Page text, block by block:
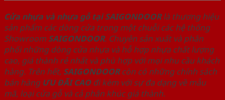
Cửa nhựa và nhựa gỗ tại SAIGONDOORlà thương hiệu
sản phẩm các dòng cửa trong một chuỗi các hệ thống
Showroom SAIGONDOOR. Chuyên sản xuất và phân
phối những dòng cửa nhựa và hỗ hợp nhựa chất lượng
cao, giá thành rẻ nhất và phù hợp với mọi nhu cầu khách
hàng. Trên hết, SAIGONDOORcòn có những chính sách
bán hàng ƯU ĐÃI CAOđi kèm với sự đa dạng về mẫu
mã, loại cửa gỗ và cả phân khúc giá thành.